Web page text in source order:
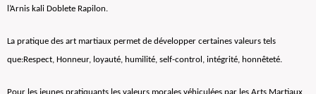
l’Arnis kali Doblete Rapilon.
La pratique des art martiaux permet de développer certaines valeurs tels
que:Respect, Honneur, loyauté, humilité, self-control, intégrité, honnêteté.
Pour les jeunes pratiquants les valeurs morales véhiculées par les Arts Martiaux